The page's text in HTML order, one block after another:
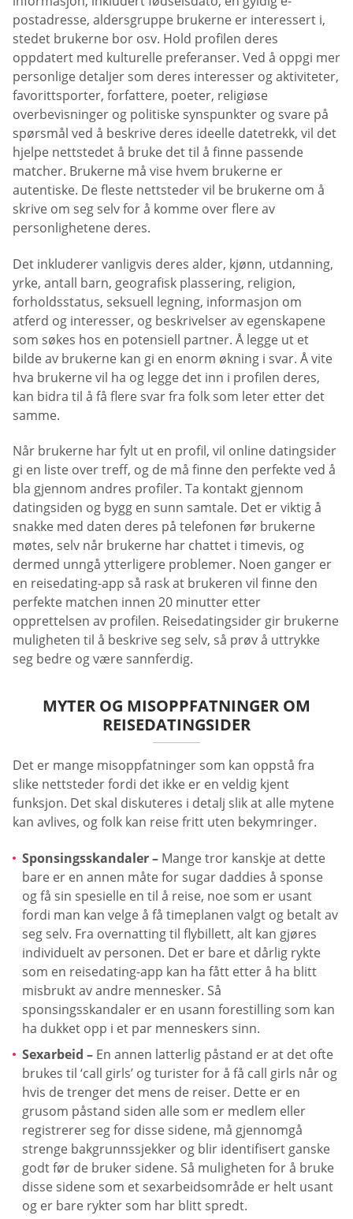
postadresse, aldersgruppe brukerne er interessert i,
stedet brukerne bor osv. Hold profilen deres
oppdatert med kulturelle preferanser. Ved å oppgi mer
personlige detaljer som deres interesser og aktiviteter,
favorittsporter, forfattere, poeter, religiøse
overbevisninger og politiske synspunkter og svare på
spørsmål ved å beskrive deres ideelle datetrekk, vil det
hjelpe nettstedet å bruke det til å finne passende
matcher. Brukerne må vise hvem brukerne er
autentiske. De fleste nettsteder vil be brukerne om å
skrive om seg selv for å komme over flere av
personlighetene deres.
Det inkluderer vanligvis deres alder, kjønn, utdanning,
yrke, antall barn, geografisk plassering, religion,
forholdsstatus, seksuell legning, informasjon om
atferd og interesser, og beskrivelser av egenskapene
som søkes hos en potensiell partner. Å legge ut et
bilde av brukerne kan gi en enorm økning i svar. Å vite
hva brukerne vil ha og legge det inn i profilen deres,
kan bidra til å få flere svar fra folk som leter etter det
samme.
Når brukerne har fylt ut en profil, vil online datingsider
gi en liste over treff, og de må finne den perfekte ved å
bla gjennom andres profiler. Ta kontakt gjennom
datingsiden og bygg en sunn samtale. Det er viktig å
snakke med daten deres på telefonen før brukerne
møtes, selv når brukerne har chattet i timevis, og
dermed unngå ytterligere problemer. Noen ganger er
en reisedating-app så rask at brukeren vil finne den
perfekte matchen innen 20 minutter etter
opprettelsen av profilen. Reisedatingsider gir brukerne
muligheten til å beskrive seg selv, så prøv å uttrykke
seg bedre og være sannferdig.
MYTER OG MISOPPFATNINGER OM
REISEDATINGSIDER
Det er mange misoppfatninger som kan oppstå fra
slike nettsteder fordi det ikke er en veldig kjent
funksjon. Det skal diskuteres i detalj slik at alle mytene
kan avlives, og folk kan reise fritt uten bekymringer.
Sponsingsskandaler – Mange tror kanskje at dette
bare er en annen måte for sugar daddies å sponse
og få sin spesielle en til å reise, noe som er usant
fordi man kan velge å få timeplanen valgt og betalt av
seg selv. Fra overnatting til flybillett, alt kan gjøres
individuelt av personen. Det er bare et dårlig rykte
som en reisedating-app kan ha fått etter å ha blitt
misbrukt av andre mennesker. Så
sponsingsskandaler er en usann forestilling som kan
ha dukket opp i et par menneskers sinn.
Sexarbeid – En annen latterlig påstand er at det ofte
brukes til ‘call girls’ og turister for å få call girls når og
hvis de trenger det mens de reiser. Dette er en
grusom påstand siden alle som er medlem eller
registrerer seg for disse sidene, må gjennomgå
strenge bakgrunnssjekker og blir identifisert ganske
godt før de bruker sidene. Så muligheten for å bruke
disse sidene som et sexarbeidsområde er helt usant
og er bare rykter som har blitt spredt.